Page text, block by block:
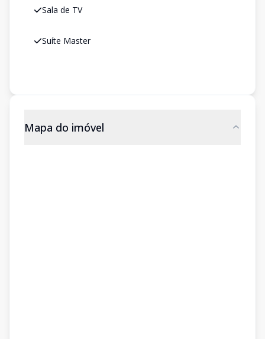
Sala de TV
Suíte Master
Mapa do imóvel